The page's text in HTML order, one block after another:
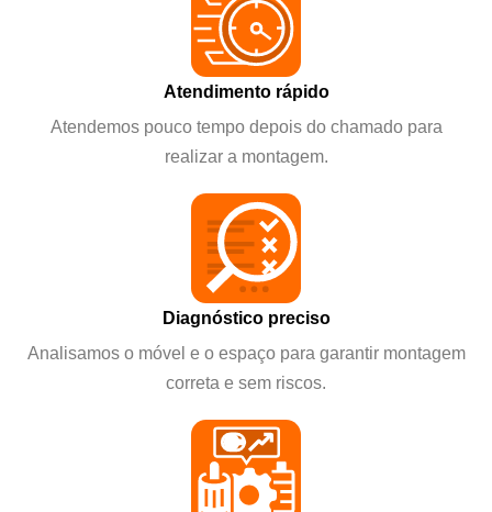
Atendimento rápido
Atendemos pouco tempo depois do chamado para
realizar a montagem.
Diagnóstico preciso
Analisamos o móvel e o espaço para garantir montagem
correta e sem riscos.